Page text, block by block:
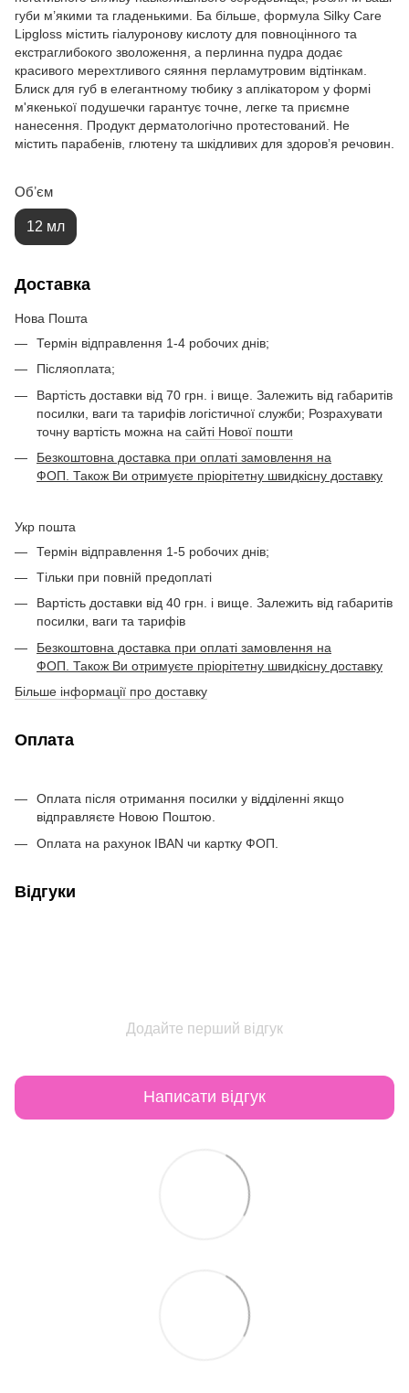
губи м’якими та гладенькими. Ба більше, формула Silky Care
Lipgloss містить гіалуронову кислоту для повноцінного та
екстраглибокого зволоження, а перлинна пудра додає
красивого мерехтливого сяяння перламутровим відтінкам.
Блиск для губ в елегантному тюбику з аплікатором у формі
м'якенької подушечки гарантує точне, легке та приємне
нанесення. Продукт дерматологічно протестований. Не
містить парабенів, глютену та шкідливих для здоров’я речовин.
Обʼєм
12 мл
Доставка
Нова Пошта
Термін відправлення 1-4 робочих днів;
Післяоплата;
Вартість доставки від 70 грн. і вище. Залежить від габаритів
посилки, ваги та тарифів логістичної служби; Розрахувати
точну вартість можна на сайті Нової пошти
Безкоштовна доставка при оплаті замовлення на
ФОП. Також Ви отримуєте пріорітетну швидкісну доставку
Укр пошта
Термін відправлення 1-5 робочих днів;
Тільки при повній предоплаті
Вартість доставки від 40 грн. і вище. Залежить від габаритів
посилки, ваги та тарифів
Безкоштовна доставка при оплаті замовлення на
ФОП. Також Ви отримуєте пріорітетну швидкісну доставку
Більше інформації про доставку
Оплата
Оплата після отримання посилки у відділенні якщо
відправляєте Новою Поштою.
Оплата на рахунок IBAN чи картку ФОП.
Відгуки
Додайте перший відгук
Написати відгук